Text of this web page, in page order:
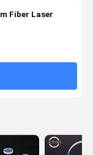
Fiber Laser